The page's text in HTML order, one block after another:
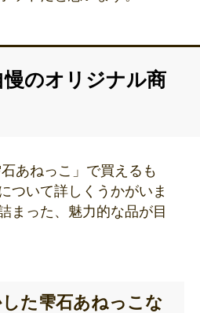
のオリジナル商
あねっこ」で買えるも
ついて詳しくうかがいま
まった、魅力的な品が目
た雫石あねっこな